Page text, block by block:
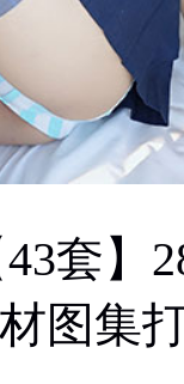
套】
图集